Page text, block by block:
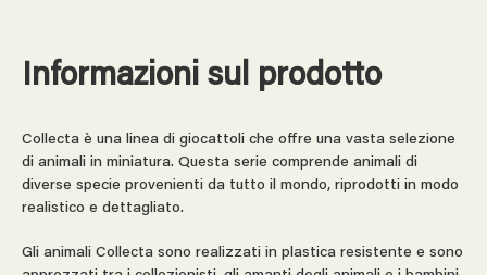
Informazioni sul prodotto
Collecta è una linea di giocattoli che offre una vasta selezione
di animali in miniatura. Questa serie comprende animali di
diverse specie provenienti da tutto il mondo, riprodotti in modo
realistico e dettagliato.
Gli animali Collecta sono realizzati in plastica resistente e sono